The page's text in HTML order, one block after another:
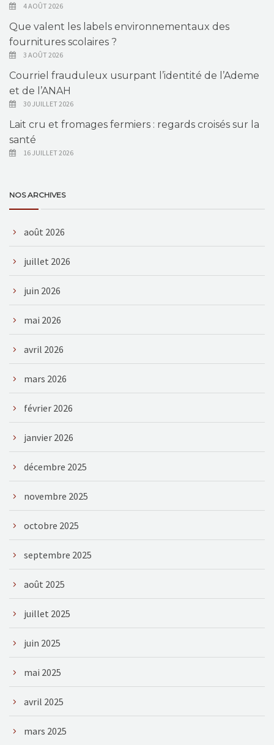
4 AOÛT 2026
Que valent les labels environnementaux des
fournitures scolaires ?
3 AOÛT 2026
Courriel frauduleux usurpant l’identité de l’Ademe
et de l’ANAH
30 JUILLET 2026
Lait cru et fromages fermiers : regards croisés sur la
santé
16 JUILLET 2026
NOS ARCHIVES
août 2026
juillet 2026
juin 2026
mai 2026
avril 2026
mars 2026
février 2026
janvier 2026
décembre 2025
novembre 2025
octobre 2025
septembre 2025
août 2025
juillet 2025
juin 2025
mai 2025
avril 2025
mars 2025